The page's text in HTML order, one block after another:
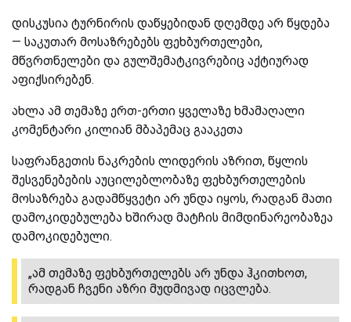
დისკუსია ტურნირის დაწყებიდან დღემდე არ წყდება
— საკუთარ მოსაზრებებს ფეხბურთელები,
მწვრთნელები და გულშემატკივრებიც აქტიურად
აფიქსირებენ.
ახლა ამ თემაზე ერთ-ერთი ყველაზე ხმამაღალი
კომენტარი კილიან მბაპემაც გააკეთა
საფრანგეთის ნაკრების ლიდერის აზრით, წყლის
შესვენებების აუცილებლობაზე ფეხბურთელების
მოსაზრება გადამწყვეტი არ უნდა იყოს, რადგან მათი
დამოკიდებულება ხშირად მატჩის მიმდინარეობაზეა
დამოკიდებული.
„ამ თემაზე ფეხბურთელებს არ უნდა ჰკითხოთ,
რადგან ჩვენი აზრი მუდმივად იცვლება.